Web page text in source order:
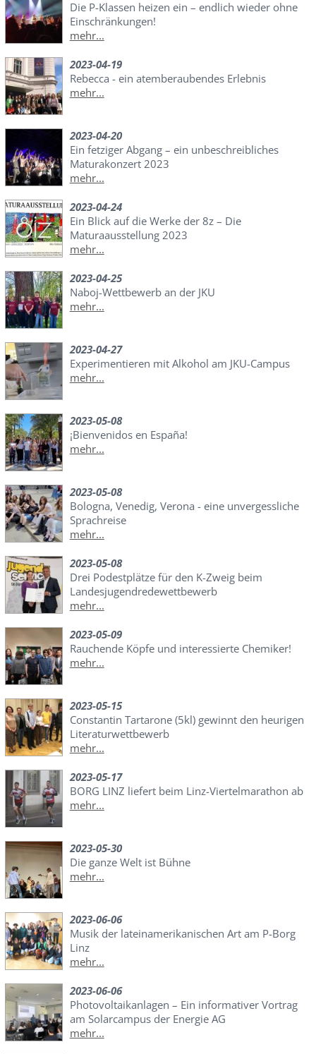
Die P-Klassen heizen ein – endlich wieder ohne
Einschränkungen!
mehr...
2023-04-19
Rebecca - ein atemberaubendes Erlebnis
mehr...
2023-04-20
Ein fetziger Abgang – ein unbeschreibliches
Maturakonzert 2023
mehr...
2023-04-24
Ein Blick auf die Werke der 8z – Die
Maturaausstellung 2023
mehr...
2023-04-25
Naboj-Wettbewerb an der JKU
mehr...
2023-04-27
Experimentieren mit Alkohol am JKU-Campus
mehr...
2023-05-08
¡Bienvenidos en España!
mehr...
2023-05-08
Bologna, Venedig, Verona - eine unvergessliche
Sprachreise
mehr...
2023-05-08
Drei Podestplätze für den K-Zweig beim
Landesjugendredewettbewerb
mehr...
2023-05-09
Rauchende Köpfe und interessierte Chemiker!
mehr...
2023-05-15
Constantin Tartarone (5kl) gewinnt den heurigen
Literaturwettbewerb
mehr...
2023-05-17
BORG LINZ liefert beim Linz-Viertelmarathon ab
mehr...
2023-05-30
Die ganze Welt ist Bühne
mehr...
2023-06-06
Musik der lateinamerikanischen Art am P-Borg
Linz
mehr...
2023-06-06
Photovoltaikanlagen – Ein informativer Vortrag
am Solarcampus der Energie AG
mehr...